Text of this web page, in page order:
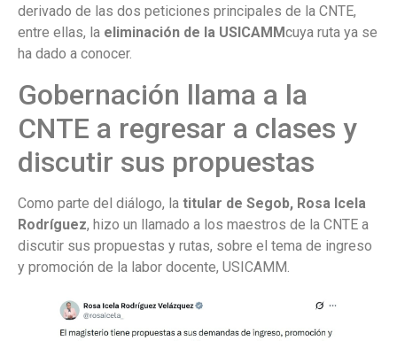
derivado de las dos peticiones principales de la CNTE,
entre ellas, la eliminación de la USICAMMcuya ruta ya se
ha dado a conocer.
Gobernación llama a la
CNTE a regresar a clases y
discutir sus propuestas
Como parte del diálogo, la titular de Segob, Rosa Icela
Rodríguez, hizo un llamado a los maestros de la CNTE a
discutir sus propuestas y rutas, sobre el tema de ingreso
y promoción de la labor docente, USICAMM.